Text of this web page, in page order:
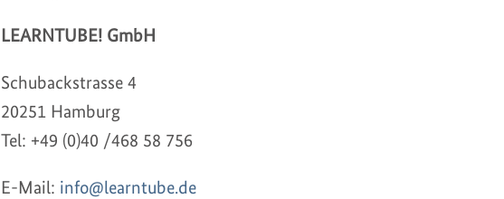
LEARNTUBE! GmbH
Schubackstrasse 4
20251 Hamburg
Tel: +49 (0)40 /468 58 756
E-Mail: info@learntube.de